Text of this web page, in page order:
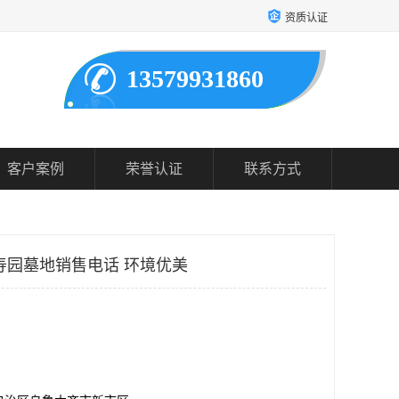
资质认证
13579931860
客户案例 荣誉认证 联系方式
园墓地销售电话 环境优美